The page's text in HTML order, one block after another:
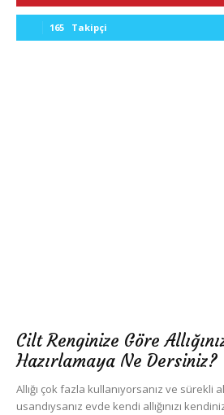
165 Takipçi
Cilt Renginize Göre
Hazırlamaya Ne Dersiniz?
Allığı çok fazla kullanıyorsanız ve sürekli
usandıysanız evde kendi allığınızı